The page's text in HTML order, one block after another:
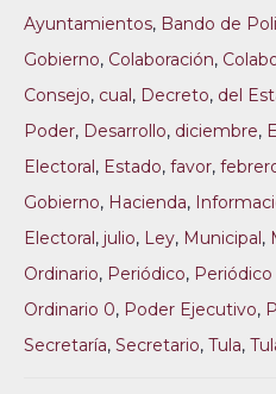
Ayuntamientos, Bando de
Gobierno, Colaboración,
Consejo, cual, Decreto, del
Poder, Desarrollo, diciembre,
Electoral, Estado, favor,
Gobierno, Hacienda,
Electoral, julio, Ley, Municipal,
Ordinario, Periódico,
Ordinario 0, Poder Ejecutivo,
Secretaría, Secretario, Tula,